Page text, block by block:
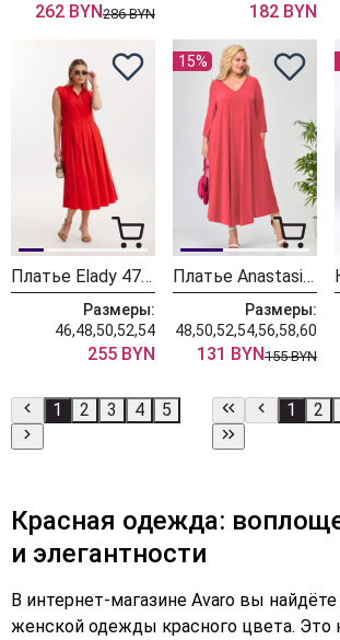
262 BYN286 BYN 182 BYN
Платье Elady 4738 красный
Размеры:
46,48,50,52,54
255 BYN
15%
Платье Anastasia 1008 коралл
Размеры:
48,50,52,54,56,58,60
131 BYN155 BYN
1 2 3 4 5 1 2
Красная одежда:
и элегантности
В интернет-магазине Avaro вы
женской одежды красного цвета. Это